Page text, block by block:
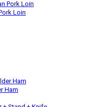
Loin
Ham